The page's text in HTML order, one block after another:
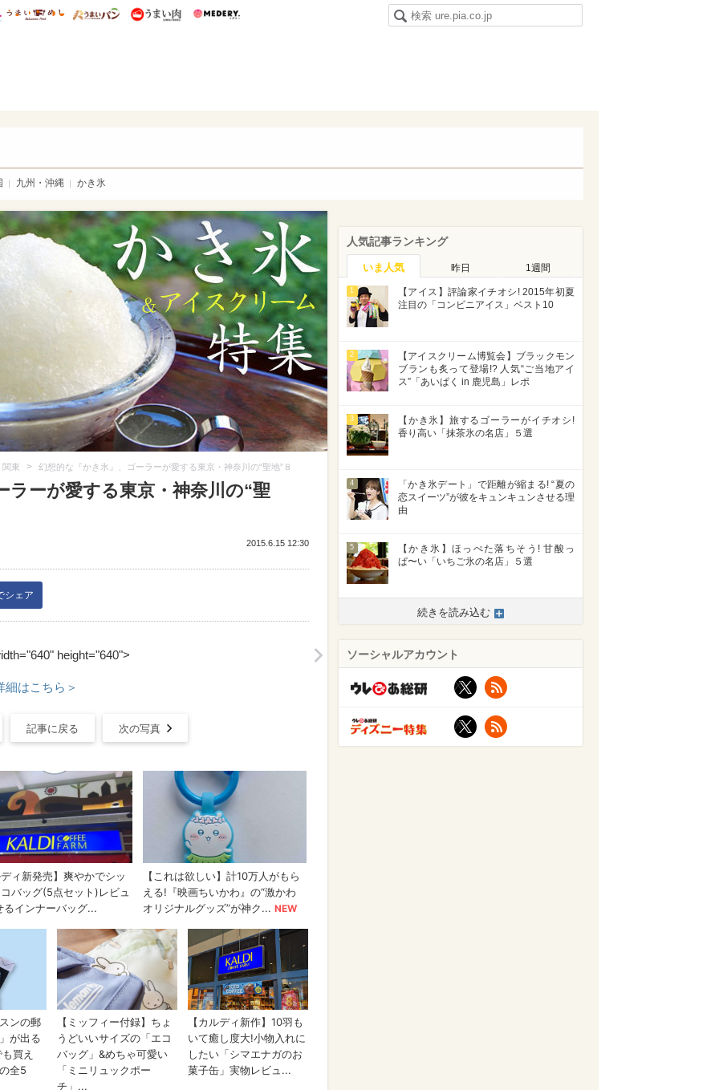
研 ディズニー特集
mimot. うまいめし うまいパン うまい肉
九州・沖縄 かき氷
関東 > 幻想的な『かき氷』、ゴーラーが愛する東京・神奈川の“聖地”８
ラーが愛する東京・神奈川の“聖
2015.6.15 12:30
シェア
height="640"> >
細はこちら＞
記事に戻る 次の写真
人気記事ランキング
いま人気 昨日 1週間
1
【アイス】評論家イチオシ! 2015年初夏
注目の「コンビニアイス」ベスト10
2
【アイスクリーム博覧会】ブラックモン
ブランも炙って登場!? 人気“ご当地アイ
ス”「あいぱく in 鹿児島」レポ
3
【かき氷】旅するゴーラーがイチオシ!
香り高い「抹茶氷の名店」５選
4
「かき氷デート」で距離が縮まる! “夏の
恋スイーツ”が彼をキュンキュンさせる理
由
5
【かき氷】ほっぺた落ちそう! 甘酸っ
ぱ〜い「いちご氷の名店」５選
続きを読み込む
ソーシャルアカウント
X
X